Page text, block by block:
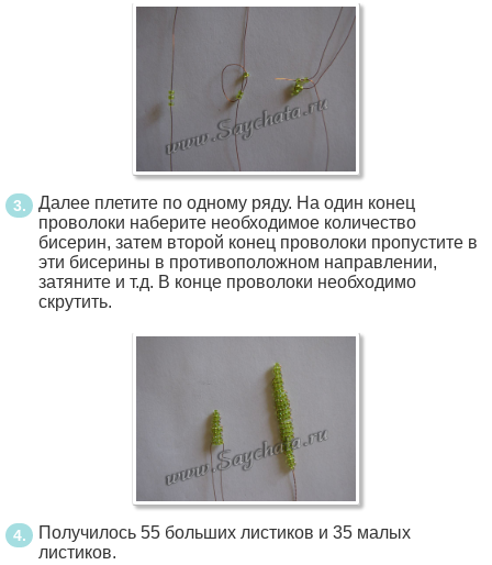
Далее плетите по одному ряду. На один конец
проволоки наберите необходимое количество
бисерин, затем второй конец проволоки пропустите в
эти бисерины в противоположном направлении,
затяните и т.д. В конце проволоки необходимо
скрутить.
Получилось 55 больших листиков и 35 малых
листиков.